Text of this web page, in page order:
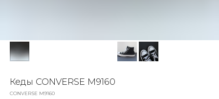
Кеды CONVERSE М9160
CONVERSE М9160